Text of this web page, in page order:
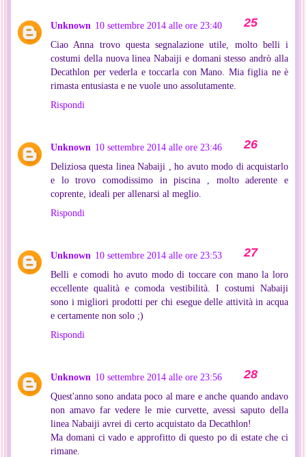
Unknown 10 settembre 2014 alle ore 23:40
Ciao Anna trovo questa segnalazione utile, molto belli i
costumi della nuova linea Nabaiji e domani stesso andrò alla
Decathlon per vederla e toccarla con Mano. Mia figlia ne è
rimasta entusiasta e ne vuole uno assolutamente.
Rispondi
Unknown 10 settembre 2014 alle ore 23:46
Deliziosa questa linea Nabaiji , ho avuto modo di acquistarlo
e lo trovo comodissimo in piscina , molto aderente e
coprente, ideali per allenarsi al meglio.
Rispondi
Unknown 10 settembre 2014 alle ore 23:53
Belli e comodi ho avuto modo di toccare con mano la loro
eccellente qualità e comoda vestibilità. I costumi Nabaiji
sono i migliori prodotti per chi esegue delle attività in acqua
e certamente non solo ;)
Rispondi
Unknown 10 settembre 2014 alle ore 23:56
Quest'anno sono andata poco al mare e anche quando andavo
non amavo far vedere le mie curvette, avessi saputo della
linea Nabaiji avrei di certo acquistato da Decathlon!
Ma domani ci vado e approfitto di questo po di estate che ci
rimane.